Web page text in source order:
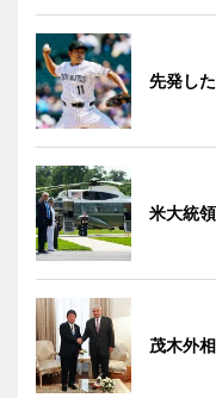
先発し
米大統
茂木外